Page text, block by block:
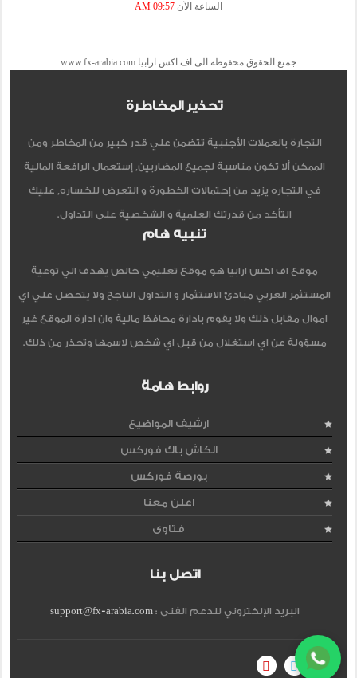
الساعة الآن 09:57 AM
جميع الحقوق محفوظة الى اف اكس ارابيا www.fx-arabia.com
تحذير المخاطرة
التجارة بالعملات الأجنبية تتضمن علي قدر كبير من المخاطر ومن
الممكن ألا تكون مناسبة لجميع المضاربين, إستعمال الرافعة المالية
في التجاره يزيد من إحتمالات الخطورة و التعرض للخساره, عليك
التأكد من قدرتك العلمية و الشخصية على التداول.
تنبيه هام
موقع اف اكس ارابيا هو موقع تعليمي خالص يهدف الي توعية
المستثمر العربي مبادئ الاستثمار و التداول الناجح ولا يتحصل علي اي
اموال مقابل ذلك ولا يقوم بادارة محافظ مالية وان ادارة الموقع غير
مسؤولة عن اي استغلال من قبل اي شخص لاسمها وتحذر من ذلك.
روابط هامة
ارشيف المواضيع
الكاش باك فوركس
بورصة فوركس
اعلن معنا
فتاوى
اتصل بنا
البريد الإلكتروني للدعم الفنى :support@fx-arabia.com